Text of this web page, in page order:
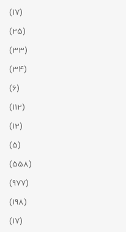
(17)
(25)
(33)
(34)
(6)
(112)
(12)
(5)
(558)
(977)
(198)
(17)